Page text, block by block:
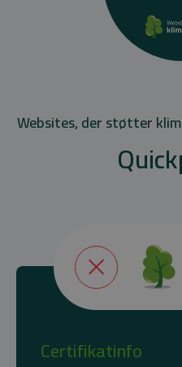
Websites, der støtter
Certifikatinfo